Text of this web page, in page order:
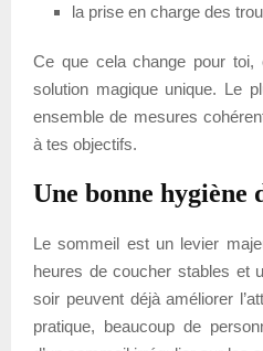
la prise en charge des
Ce que cela change pour toi,
solution magique unique. Le
ensemble de mesures
à tes objectifs.
Une bonne hygiène
Le sommeil est un levier
heures de coucher stables et
soir peuvent déjà améliorer
pratique, beaucoup de